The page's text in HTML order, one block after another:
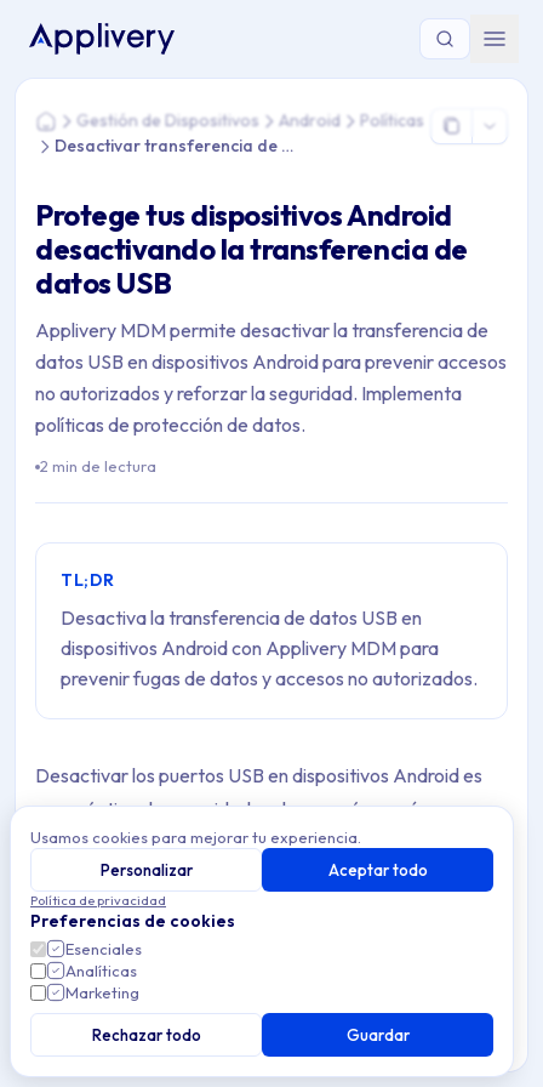
Estás aquí: Home > Gestión de Dispositivos > Android >
HomeGestión de Dispositivos Android
Políticas
Desactivar transferencia de datos USB
Protege tus dispositivos Android
desactivando la transferencia de
datos USB
Applivery MDM permite desactivar la transferencia de
datos USB en dispositivos Android para prevenir accesos
no autorizados y reforzar la seguridad. Implementa
políticas de protección de datos.
2 min de lectura
TL;DR
Desactiva la transferencia de datos USB en
dispositivos Android con Applivery MDM para
prevenir fugas de datos y accesos no autorizados.
Desactivar los puertos USB en dispositivos Android es
una práctica de seguridad cada vez más común en
entornos corporativos, especialmente en industrias
donde la protección de datos y el control de acceso físico
son críticos. Con soluciones MDM como Applivery, las
organizaciones pueden restringir la funcionalidad del
puerto USB para prevenir transferencias de archivos no
autorizadas, el uso de dispositivos de almacenamiento
externos o la carga desde fuentes no confiables. Esta
capacidad mejora la postura de seguridad de la
Usamos cookies para mejorar tu experiencia.
Personalizar
Aceptar todo
Política de privacidad
Preferencias de cookies
Esenciales
Analíticas
Marketing
Rechazar todo Guardar